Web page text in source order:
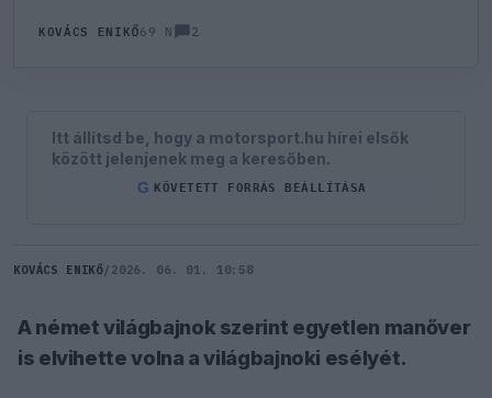
KOVÁCS ENIKŐ69 N 2
Itt állítsd be, hogy a motorsport.hu hírei elsők
között jelenjenek meg a keresőben.
G KÖVETETT FORRÁS BEÁLLÍTÁSA
KOVÁCS ENIKŐ/ 2026. 06. 01. 10:58
A német világbajnok szerint egyetlen manőver
is elvihette volna a világbajnoki esélyét.